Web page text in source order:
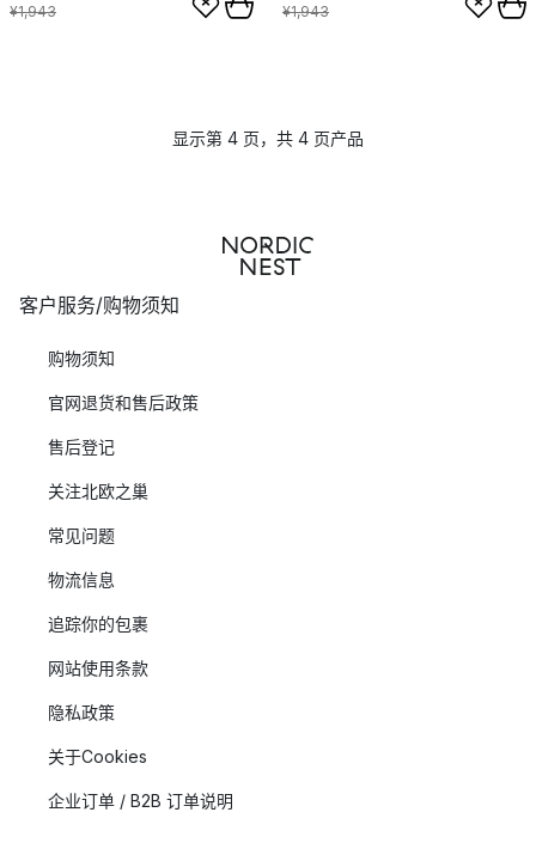
¥1,943 ¥1,943
显示第 4 页，共 4 页产品
客户服务/购物须知
购物须知
官网退货和售后政策
售后登记
关注北欧之巢
常见问题
物流信息
追踪你的包裹
网站使用条款
隐私政策
关于Cookies
企业订单 / B2B 订单说明